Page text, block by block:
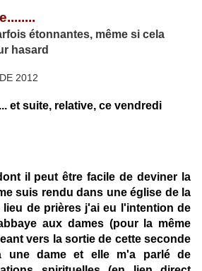
étonnantes, même si cela
hasard
et suite, relative, ce vendredi
il peut être facile de deviner la
suis rendu dans une église de la
de prières j'ai eu l'intention de
aux dames (pour la même
vers la sortie de cette seconde
une dame et elle m'a parlé de